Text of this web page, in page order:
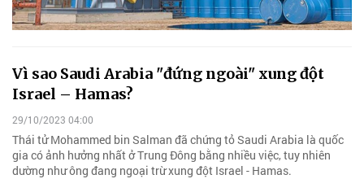
Vì sao Saudi Arabia "đứng ngoài" xung đột
Israel – Hamas?
29/10/2023 04:00
Thái tử Mohammed bin Salman đã chứng tỏ Saudi Arabia là quốc
gia có ảnh hưởng nhất ở Trung Đông bằng nhiều việc, tuy nhiên
dường như ông đang ngoại trừ xung đột Israel - Hamas.